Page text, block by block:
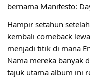
bernama Manifesto:
Hampir setahun
kembali comeback
menjadi titik di mana
Nama mereka banyak
tajuk utama album ini